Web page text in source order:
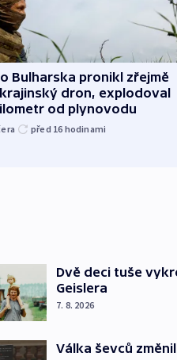
Bulharska pronikl zřejmě
dron, explodoval
od plynovodu
před 16 hodinami
Dvě deci tuše
Geislera
7. 8. 2026
Válka ševců